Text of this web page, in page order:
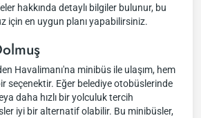
hakkında detaylı bilgiler bulunur, bu
için en uygun planı yapabilirsiniz.
Havalimanı'na minibüs ile ulaşım, hem
seçenektir. Eğer belediye otobüslerinde
daha hızlı bir yolculuk tercih
iyi bir alternatif olabilir. Bu minibüsler,